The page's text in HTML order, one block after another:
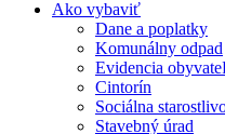
Ako vybaviť
Dane a poplatky
Komunálny odpad
Evidencia
Cintorín
Sociálna
Stavebný úrad